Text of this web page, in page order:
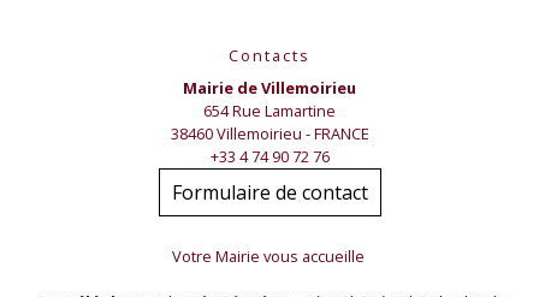
Contacts
Mairie de Villemoirieu
654 Rue Lamartine
38460 Villemoirieu - FRANCE
+33 4 74 90 72 76
Formulaire de contact
Votre Mairie vous accueille